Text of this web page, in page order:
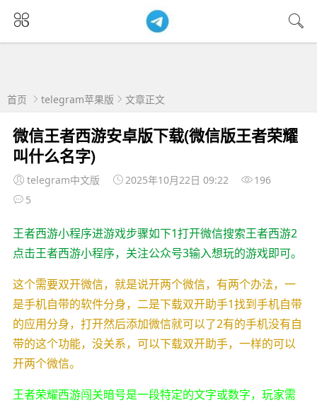
首页 telegram苹果版 文章正文
微信王者西游安卓版下载(微信版王者荣耀
叫什么名字)
telegram中文版 2025年10月22日 09:22
196
5
王者西游小程序进游戏步骤如下1打开微信搜索王者西游2
点击王者西游小程序，关注公众号3输入想玩的游戏即可。
这个需要双开微信，就是说开两个微信，有两个办法，一
是手机自带的软件分身，二是下载双开助手1找到手机自带
的应用分身，打开然后添加微信就可以了2有的手机没有自
带的这个功能，没关系，可以下载双开助手，一样的可以
开两个微信。
王者荣耀西游闯关暗号是一段特定的文字或数字，玩家需